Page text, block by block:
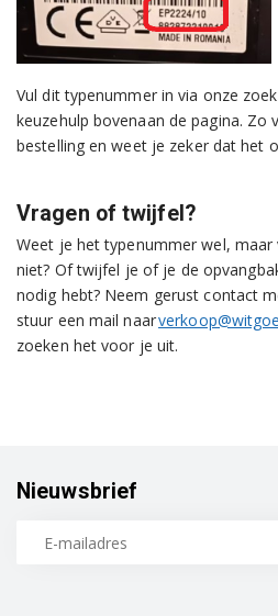
Vul dit typenummer in via onze
keuzehulp bovenaan de pagina. Zo
bestelling en weet je zeker dat het
Vragen of twijfel?
Weet je het typenummer wel,
niet? Of twijfel je of je de
nodig hebt? Neem gerust contact
stuur een mail naar
zoeken het voor je uit.
Nieuwsbrief